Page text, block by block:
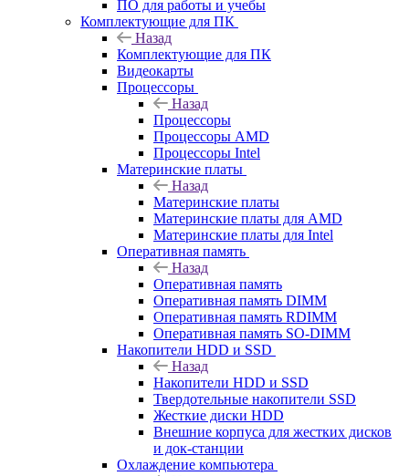
ПО для работы и учебы
Комплектующие для ПК
Назад
Комплектующие для ПК
Видеокарты
Процессоры
Назад
Процессоры
Процессоры AMD
Процессоры Intel
Материнские платы
Назад
Материнские платы
Материнские платы для AMD
Материнские платы для Intel
Оперативная память
Назад
Оперативная память
Оперативная память DIMM
Оперативная память RDIMM
Оперативная память SO-DIMM
Накопители HDD и SSD
Назад
Накопители HDD и SSD
Твердотельные накопители SSD
Жесткие диски HDD
Внешние корпуса для жестких дисков
и док-станции
Охлаждение компьютера